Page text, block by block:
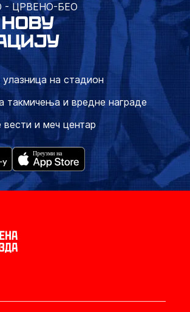
- ЦРВЕНО-БЕО
на стадион
такмичења и вредне награде
вести и меч центар